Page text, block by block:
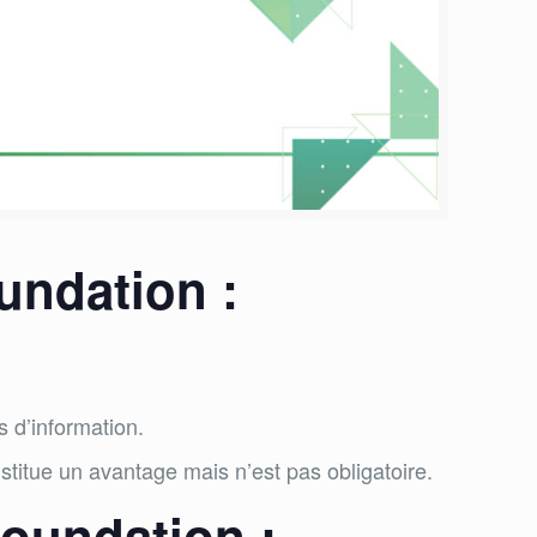
:
un avantage mais n’est pas obligatoire.